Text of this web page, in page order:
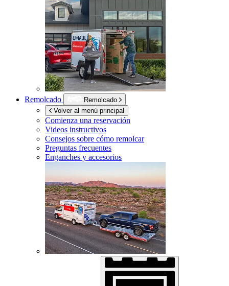
Remolcado
Remolcado
Volver al menú principal
Comienza una reservación
Videos instructivos
Consejos sobre cómo remolcar
Preguntas frecuentes
Enganches y accesorios